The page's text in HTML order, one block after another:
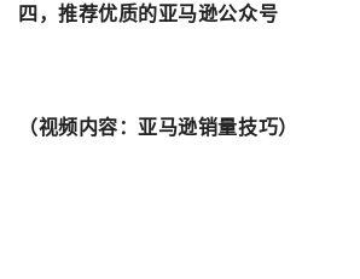
四，推荐优质的亚马逊公众号
（视频内容：亚马逊销量技巧）